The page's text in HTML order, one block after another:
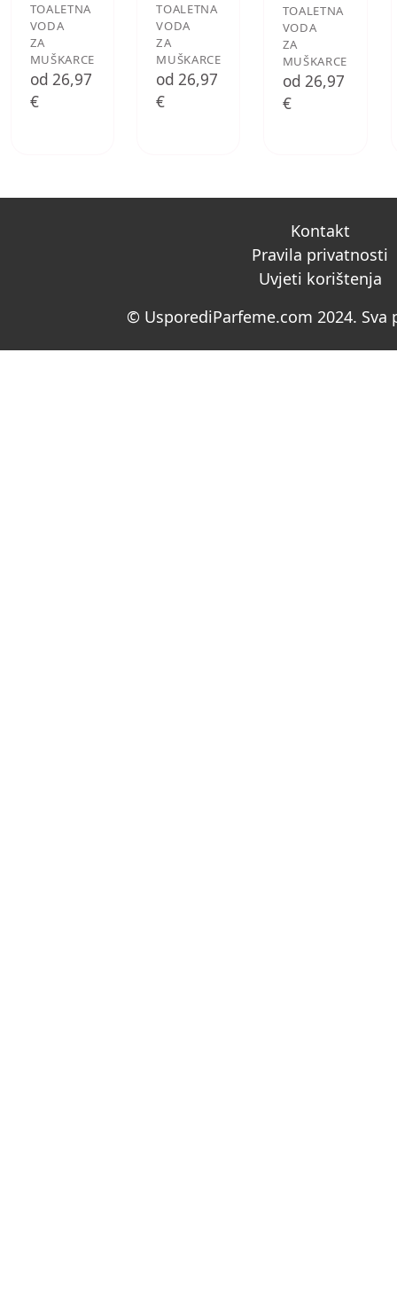
TOALETNA
VODA
ZA
MUŠKARCE
od 26,97
€
TOALETNA
VODA
ZA
MUŠKARCE
od 26,97
€
TOALETNA
VODA
ZA
MUŠKARCE
od 26,97
€
Kontakt
Pravila privatnosti
Uvjeti korištenja
© UsporediParfeme.com 2024. Sva